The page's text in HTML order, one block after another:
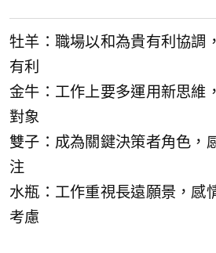
牡羊：職場以和為貴有利協調
有利
金牛：工作上要多運用新思維
對象
雙子：成為關鍵決策者角色，
注
水瓶：工作重視長遠願景，感
考慮